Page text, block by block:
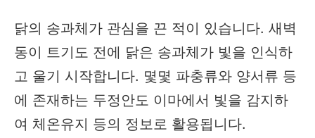
닭의 송과체가 관심을 끈 적이 있습니다. 새벽
동이 트기도 전에 닭은 송과체가 빛을 인식하
고 울기 시작합니다. 몇몇 파충류와 양서류 등
에 존재하는 두정안도 이마에서 빛을 감지하
여 체온유지 등의 정보로 활용됩니다.